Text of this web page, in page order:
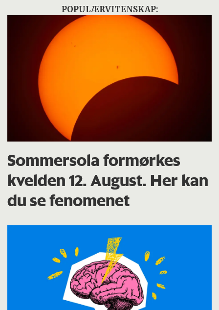
POPULÆRVITENSKAP:
Sommersola formørkes
kvelden 12. August. Her kan
du se fenomenet